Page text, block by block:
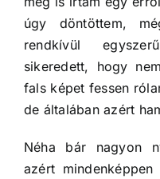
úgy döntöttem,
rendkívül
sikeredett, hogy
fals képet fessen
de általában azért
Néha bár nagyon
azért mindenképpen